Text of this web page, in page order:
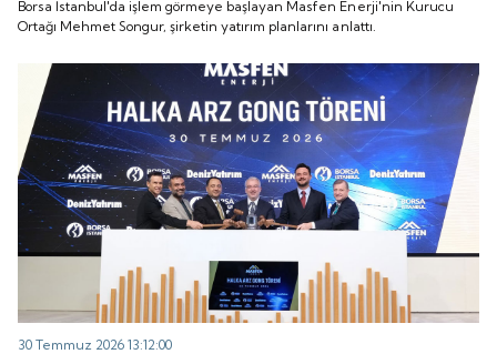
Borsa İstanbul'da işlem görmeye başlayan Masfen Enerji'nin Kurucu
Ortağı Mehmet Songur, şirketin yatırım planlarını anlattı.
30 Temmuz 2026 13:12:00